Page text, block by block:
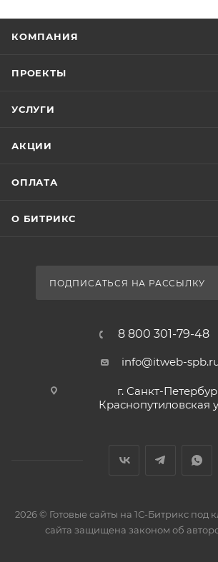
КОМПАНИЯ
ПРОЕКТЫ
УСЛУГИ
АКЦИИ
ОПЛАТА
О БИТРИКС
ПОДПИСАТЬСЯ НА РАССЫЛКУ
8 800 301-79-48
info@itweb-
г. Санкт-
Краснопутиловская
2026 © Готовые сайты на 1С-Битрикс
сайта защищена законом об